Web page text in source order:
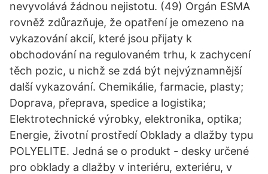
nevyvolává žádnou nejistotu. (49) Orgán ESMA
rovněž zdůrazňuje, že opatření je omezeno na
vykazování akcií, které jsou přijaty k
obchodování na regulovaném trhu, k zachycení
těch pozic, u nichž se zdá být nejvýznamnější
další vykazování. Chemikálie, farmacie, plasty;
Doprava, přeprava, spedice a logistika;
Elektrotechnické výrobky, elektronika, optika;
Energie, životní prostředí Obklady a dlažby typu
POLYELITE. Jedná se o produkt - desky určené
pro obklady a dlažby v interiéru, exteriéru, v